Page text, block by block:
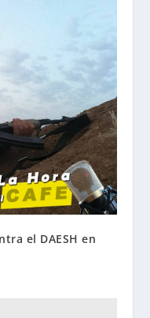
el DAESH en